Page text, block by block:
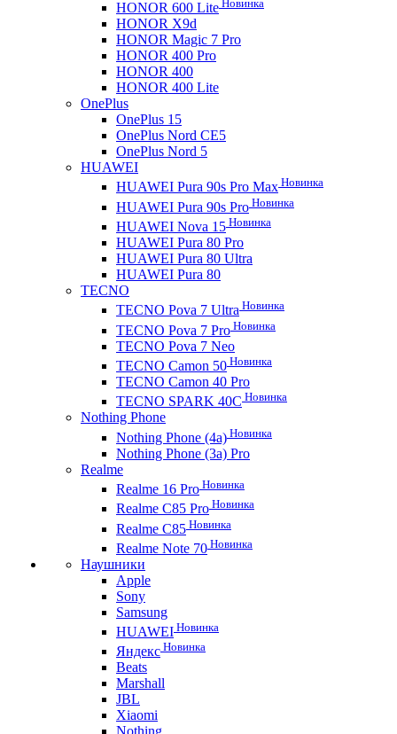
HONOR 600 Lite Новинка
HONOR X9d
HONOR Magic 7 Pro
HONOR 400 Pro
HONOR 400
HONOR 400 Lite
OnePlus
OnePlus 15
OnePlus Nord CE5
OnePlus Nord 5
HUAWEI
HUAWEI Pura 90s Pro Max Новинка
HUAWEI Pura 90s Pro Новинка
HUAWEI Nova 15 Новинка
HUAWEI Pura 80 Pro
HUAWEI Pura 80 Ultra
HUAWEI Pura 80
TECNO
TECNO Pova 7 Ultra Новинка
TECNO Pova 7 Pro Новинка
TECNO Pova 7 Neo
TECNO Camon 50 Новинка
TECNO Camon 40 Pro
TECNO SPARK 40C Новинка
Nothing Phone
Nothing Phone (4a) Новинка
Nothing Phone (3a) Pro
Realme
Realme 16 Pro Новинка
Realme C85 Pro Новинка
Realme C85 Новинка
Realme Note 70 Новинка
Наушники
Apple
Sony
Samsung
HUAWEI Новинка
Яндекс Новинка
Beats
Marshall
JBL
Xiaomi